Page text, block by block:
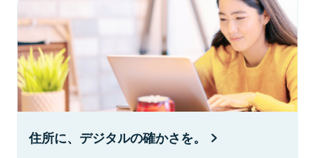
住所に、デジタルの確かさを。